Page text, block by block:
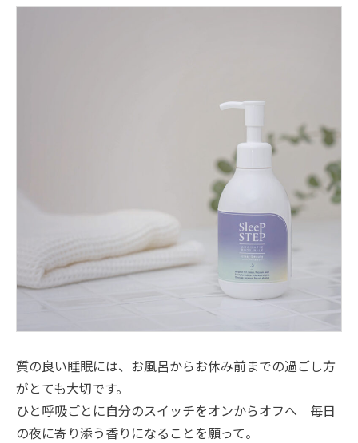
質の良い睡眠には、お風呂からお休み前までの過ごし方
がとても大切です。
ひと呼吸ごとに自分のスイッチをオンからオフへ 毎日
の夜に寄り添う香りになることを願って。